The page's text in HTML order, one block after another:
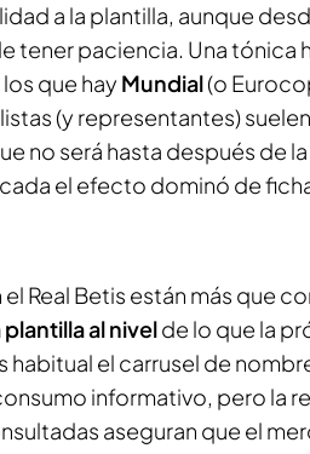
a la plantilla, aunque
tener paciencia. Una tónica
que hay Mundial(o
(y representantes)
no será hasta después de
el efecto dominó de
Real Betis están más que
al nivelde lo que la
habitual el carrusel de
informativo, pero la
aseguran que el